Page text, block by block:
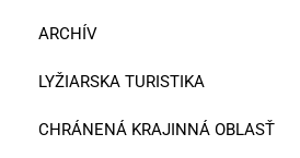
ARCHÍV
LYŽIARSKA TURISTIKA
CHRÁNENÁ KRAJINNÁ OBLASŤ